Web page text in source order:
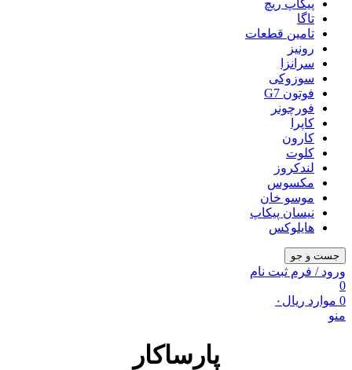
پیکاپ ریچ
تاگا
تامین قطعات
رونیز
سرانزا
سوزوکی
فوتون G7
فورچونر
کاپرا
کارون
کلوت
لندکروز
مکسوس
موسو خان
نیسان پیکاپ
هایلوکس
جست و جو
ورود / فرم ثبت نام
0
0 موارد ریال ۰
منو
پارساکار